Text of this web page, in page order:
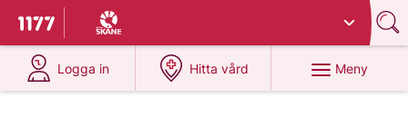
Till startsidan för 1177
Du har valt region
Logga in
på 1177.se
Hitta vård
på 1177.se
Meny